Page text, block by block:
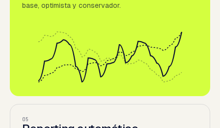
base, optimista y conservador.
05